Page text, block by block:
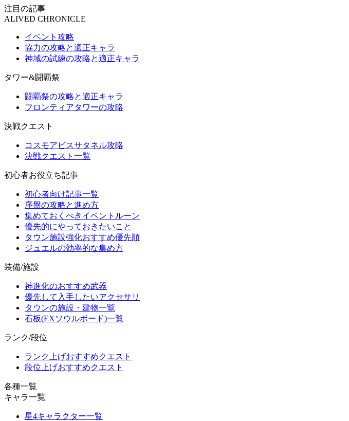
注目の記事
ALIVED CHRONICLE
イベント攻略
協力の攻略と適正キャラ
神域の試練の攻略と適正キャラ
タワー&闘覇祭
闘覇祭の攻略と適正キャラ
フロンティアタワーの攻略
決戦クエスト
コスモアビスサタネル攻略
決戦クエスト一覧
初心者お役立ち記事
初心者向け記事一覧
序盤の攻略と進め方
集めておくべきイベントルーン
優先的にやっておきたいこと
タウン施設強化おすすめ優先順
ジュエルの効率的な集め方
装備/施設
神進化のおすすめ武器
優先して入手したいアクセサリ
タウンの施設・建物一覧
石板(EXソウルボード)一覧
ランク/段位
ランク上げおすすめクエスト
段位上げおすすめクエスト
各種一覧
キャラ一覧
星4キャラクター一覧